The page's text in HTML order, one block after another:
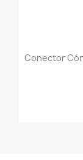
Conector